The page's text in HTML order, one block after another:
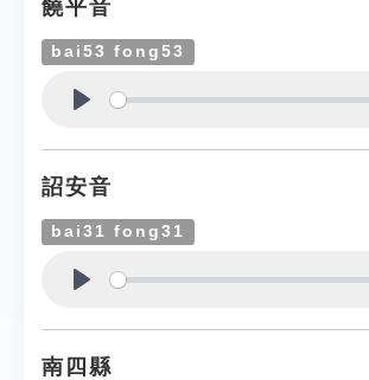
饒平音
bai53 fong53
詔安音
bai31 fong31
南四縣